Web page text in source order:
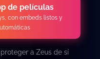
de películas
con embeds listos y
a Zeus de sí